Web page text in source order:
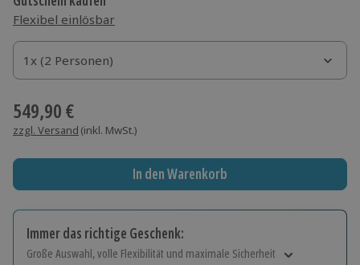
Flexibel einlösbar
1x (2 Personen)
1x (2 Personen)
1x (2 Personen)
549,90 €
zzgl. Versand (inkl. MwSt.)
In den Warenkorb
Immer das richtige Geschenk:
Große Auswahl, volle Flexibilität und maximale Sicherheit